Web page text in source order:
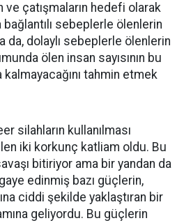
ve çatışmaların hedefi olarak
sebeplerle ölenlerin
da, dolaylı sebeplerle ölenlerin
ölen insan sayısının bu
kalmayacağını tahmin etmek
silahların kullanılması
iki korkunç katliam oldu. Bu
bitiriyor ama bir yandan da
edinmiş bazı güçlerin,
ciddi şekilde yaklaştıran bir
geliyordu. Bu güçlerin